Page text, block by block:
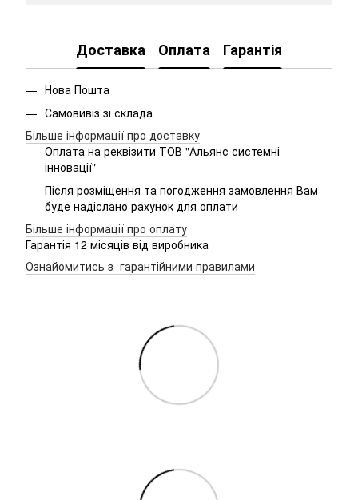
Доставка Оплата Гарантія
Нова Пошта
Самовивіз зі склада
Більше інформації про доставку
Оплата на реквізити ТОВ "Альянс системні
інновації"
Після розміщення та погодження замовлення Вам
буде надіслано рахунок для оплати
Більше інформації про оплату
Гарантія 12 місяців від виробника
Ознайомитись з гарантійними правилами